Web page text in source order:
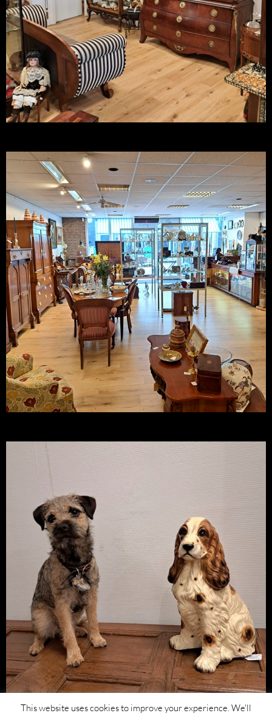
This website uses cookies to improve your experience. We'll